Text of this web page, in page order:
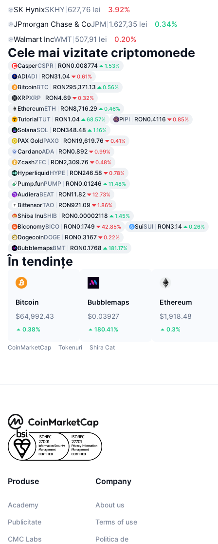
SK HynixSKHY 627,76 lei
3.92%
JPmorgan Chase & CoJPM 1.627,35 lei
0.34%
Walmart IncWMT 507,91 lei 0.20%
Cele mai vizitate criptomonede
CasperCSPR RON0.008774 1.53%
ADIADI RON31.04 0.61%
BitcoinBTC RON295,371.13 0.56%
XRPXRP RON4.69 0.32%
EthereumETH RON8,716.29 0.46%
TutorialTUT RON1.04 68.57% PiPI RON0.4116 0.85%
SolanaSOL RON348.48 1.16%
PAX GoldPAXG RON19,619.76 0.41%
CardanoADA RON0.892 0.99%
ZcashZEC RON2,309.76 0.48%
HyperliquidHYPE RON246.58 0.78%
Pump.funPUMP RON0.01246 11.48%
AudieraBEAT RON11.82 12.73%
BittensorTAO RON921.09 1.86%
Shiba InuSHIB RON0.00002118 1.45%
BiconomyBICO RON0.1749 42.85% SuiSUI RON3.14 0.26%
DogecoinDOGE RON0.3167 0.22%
BubblemapsBMT RON0.1768 181.17%
În tendințe
Bitcoin
$64,992.43
0.38%
Bubblemaps
$0.03927
180.41%
Ethereum
$1,918.48
0.3%
CoinMarketCap Tokenuri Shira Cat
Produse
Academy
Publicitate
CMC Labs
Company
About us
Terms of use
Politica de